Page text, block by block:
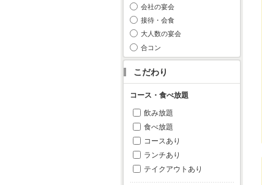
会社の宴会
接待・会食
大人数の宴会
合コン
こだわり
コース・食べ放題
飲み放題
食べ放題
コースあり
ランチあり
テイクアウトあり